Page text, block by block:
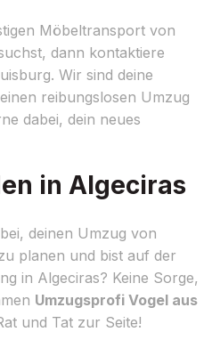
Möbeltransport von
dann kontaktiere
Wir sind deine
reibungslosen Umzug
dabei, dein neues
in Algeciras
deinen Umzug von
planen und bist auf der
in Algeciras? Keine Sorge,
Umzugsprofi Vogel aus
und Tat zur Seite!